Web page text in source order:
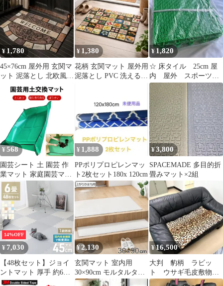
厚さ2mm下敷き PVCマ
ット キズ防止 傷防止
凹み防止 フローリング
床 保護マット 角丸加工
~700L 耐熱 防水 無色無
臭 床暖房対応
れ
¥1,780
45×76cm 屋外用 玄関マ
ット 泥落とし 北欧風
ウェルカム PVC 防滑
¥ 1,380
花柄 玄関マット 屋外用
泥落とし PVC 洗える
¥ 1,820
☆ 床タイル 25cm 屋
内 屋外 スポーツ
床 マット 8枚
¥568
園芸シート 土 園芸 作
業マット 家庭園芸マッ
ト 植え替えシート 花や
绿植の植え替え 土交換
用 防水耐摩耗 園芸用品
¥ 1,888
PPポリプロピレンマッ
ト2枚セット180x 120cm
¥3,800
SPACEMADE 多目的折
畳みマット×2組
14%OFF
¥ 7,030
【48枚セット】ジョイ
ントマット 厚手 約6畳
大判 45cm プレイマッ
¥2,130
玄関マット 室内用
30×90cm モルタルタイ
ル 撥水加工 （ 玄関 マ
¥16,500
大判 豹柄 ラビッ
ト ウサギ毛皮敷物
ソファー ラグマッ